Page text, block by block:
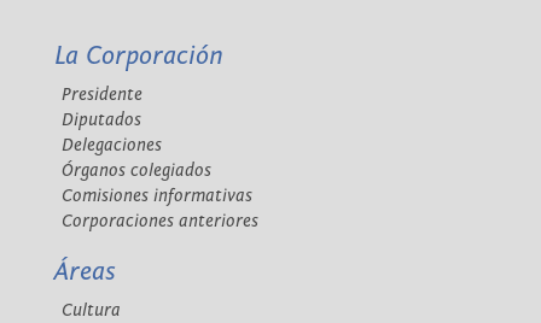
La Corporación
Presidente
Diputados
Delegaciones
Órganos colegiados
Comisiones informativas
Corporaciones anteriores
Áreas
Cultura